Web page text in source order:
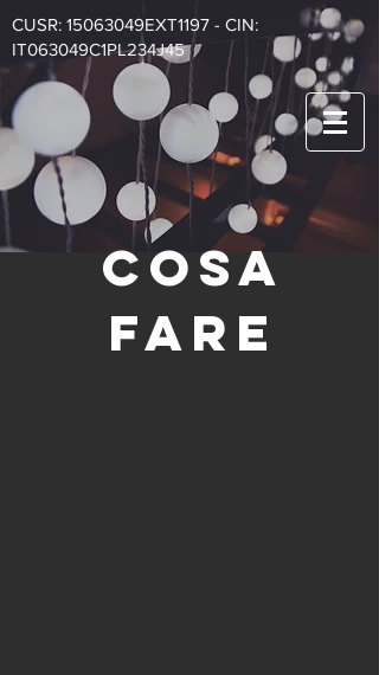
CUSR: 15063049EXT1197 - CIN:
IT063049C1PL234J45
COSA
FARE